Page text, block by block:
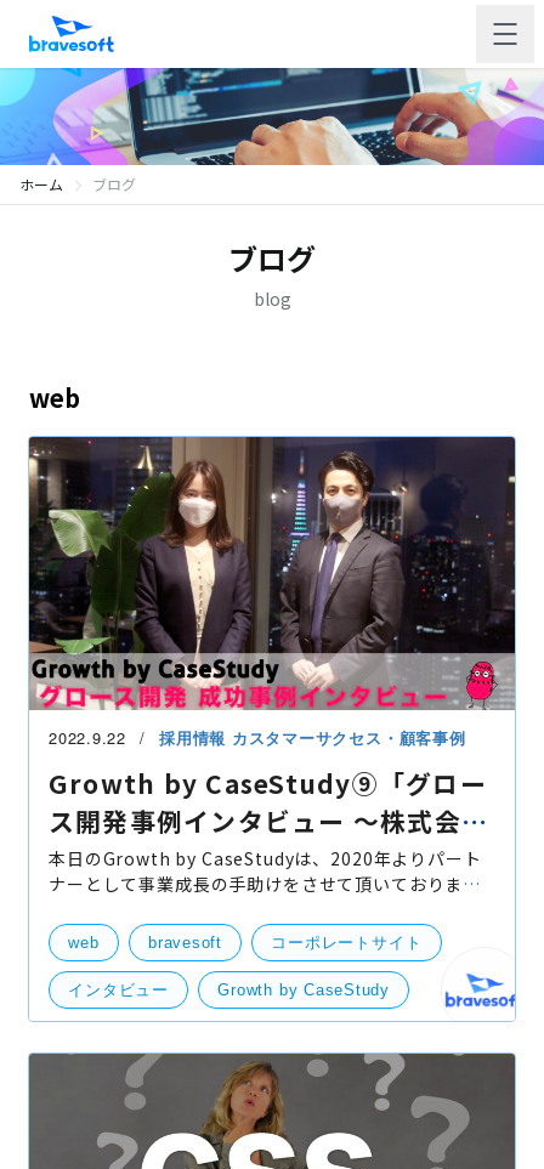
ホーム ブログ
ブログ
blog
web
2022.9.22 採用情報 カスタマーサクセス・顧客事例
Growth by CaseStudy⑨「グロー
ス開発事例インタビュー 〜株式会社
アサイン様〜」
本日のGrowth by CaseStudyは、2020年よりパート
ナーとして事業成長の手助けをさせて頂いております
の甲斐 祐太様、ブランドマネージャーの中野 遥様にイ
ンタビュ
web bravesoft コーポレートサイト
インタビュー Growth by CaseStudy